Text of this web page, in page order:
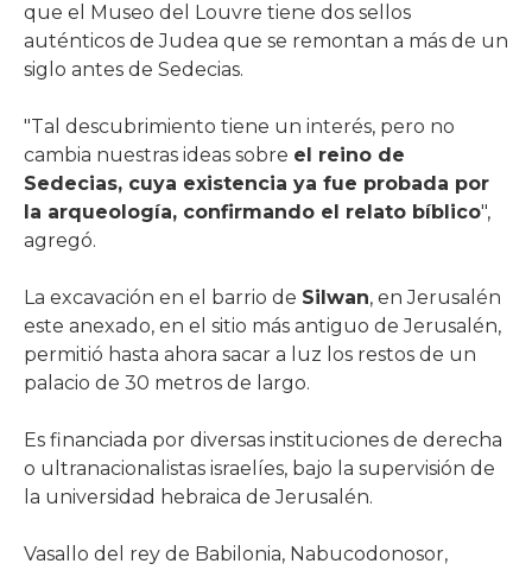
que el Museo del Louvre tiene dos sellos
auténticos de Judea que se remontan a más de un
siglo antes de Sedecias.
"Tal descubrimiento tiene un interés, pero no
cambia nuestras ideas sobre el reino de
Sedecias, cuya existencia ya fue probada por
la arqueología, confirmando el relato bíblico",
agregó.
La excavación en el barrio de Silwan, en Jerusalén
este anexado, en el sitio más antiguo de Jerusalén,
permitió hasta ahora sacar a luz los restos de un
palacio de 30 metros de largo.
Es financiada por diversas instituciones de derecha
o ultranacionalistas israelíes, bajo la supervisión de
la universidad hebraica de Jerusalén.
Vasallo del rey de Babilonia, Nabucodonosor,